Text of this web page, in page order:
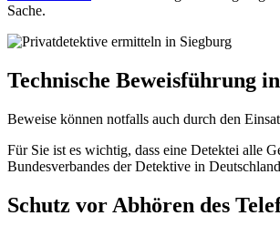
Sache.
Technische Beweisführung
Beweise können notfalls auch durch den
Für Sie ist es wichtig, dass eine Detektei alle
Bundesverbandes der Detektive in Deutschland
Schutz vor Abhören des